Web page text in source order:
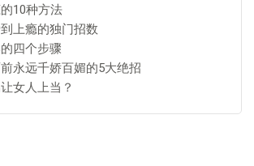
10种方法
上瘾的独门招数
四个步骤
永远千娇百媚的5大绝招
女人上当？